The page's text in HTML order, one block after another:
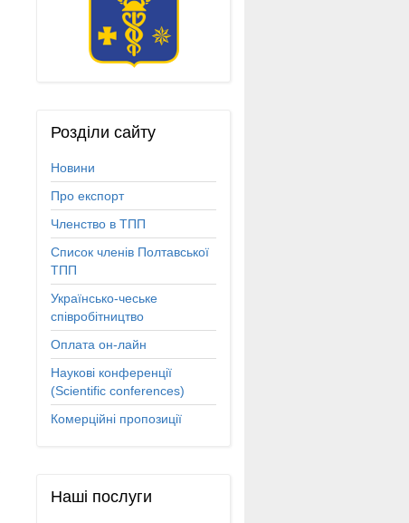
Розділи сайту
Новини
Про експорт
Членство в ТПП
Список членів Полтавської
ТПП
Українсько-чеське
співробітництво
Оплата он-лайн
Наукові конференції
(Scientific conferences)
Комерційні пропозиції
Наші послуги